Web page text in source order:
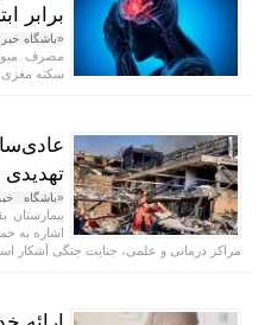
برابر
«باشگاه
مصرف
سکته
«باشگاه
اشاره به
مراکز درمانی و علمی، جنایت جنگی آشکار